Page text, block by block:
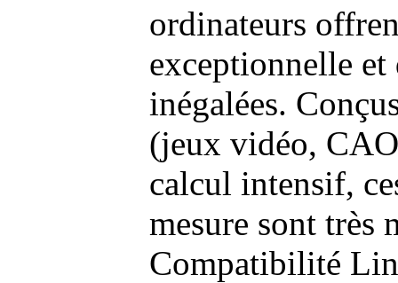
ordinateurs
exceptionnelle et
inégalées.
(jeux vidéo,
calcul intensif,
mesure sont très
Compatibilité